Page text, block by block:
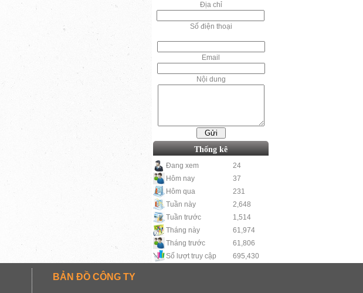
Địa chỉ
Số điện thoại
Email
Nội dung
Thống kê
Đang xem
24
Hôm nay
37
Hôm qua
231
Tuần này
2,648
Tuần trước
1,514
Tháng này
61,974
Tháng trước
61,806
Số lượt truy cập
695,430
BẢN ĐỒ CÔNG TY